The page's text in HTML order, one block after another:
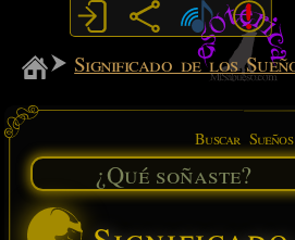
MiSabueso
Significado de los
Buscar Sueños